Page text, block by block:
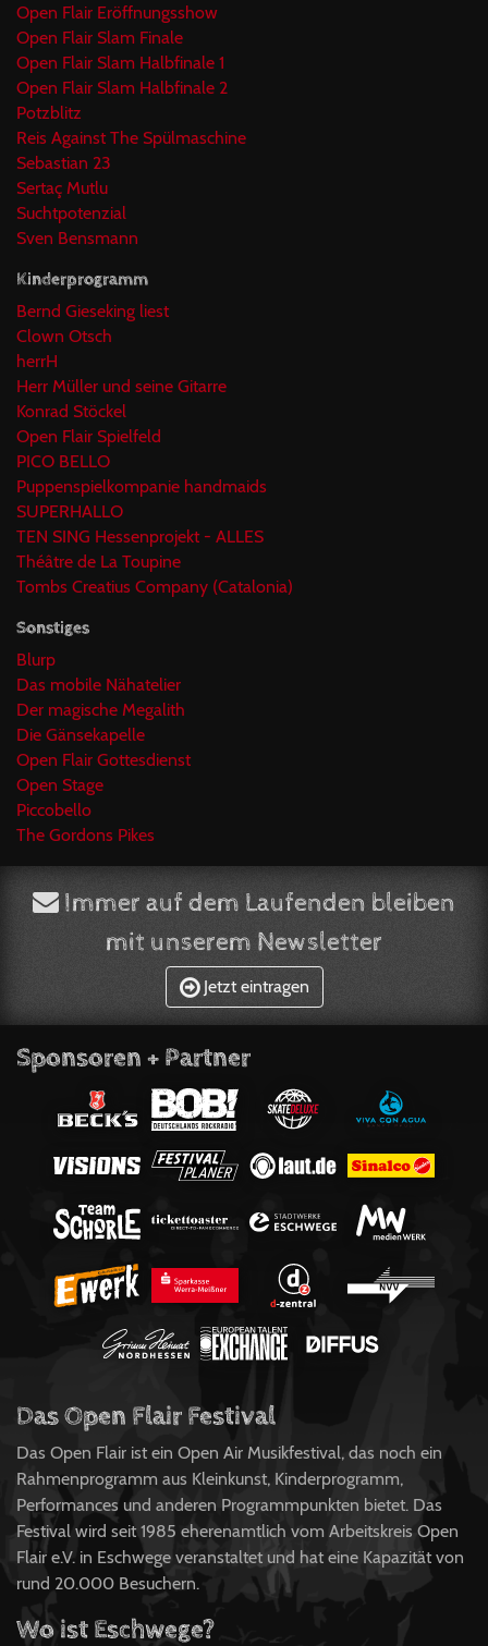
Open Flair Eröffnungsshow
Open Flair Slam Finale
Open Flair Slam Halbfinale 1
Open Flair Slam Halbfinale 2
Potzblitz
Reis Against The Spülmaschine
Sebastian 23
Sertaç Mutlu
Suchtpotenzial
Sven Bensmann
Kinderprogramm
Bernd Gieseking liest
Clown Otsch
herrH
Herr Müller und seine Gitarre
Konrad Stöckel
Open Flair Spielfeld
PICO BELLO
Puppenspielkompanie handmaids
SUPERHALLO
TEN SING Hessenprojekt - ALLES
Théâtre de La Toupine
Tombs Creatius Company (Catalonia)
Sonstiges
Blurp
Das mobile Nähatelier
Der magische Megalith
Die Gänsekapelle
Open Flair Gottesdienst
Open Stage
Piccobello
The Gordons Pikes
Immer auf dem Laufenden bleiben
mit unserem Newsletter
Jetzt eintragen
Sponsoren + Partner
Das Open Flair Festival
Das Open Flair ist ein Open Air Musikfestival, das noch ein
Rahmenprogramm aus Kleinkunst, Kinderprogramm,
Performances und anderen Programmpunkten bietet. Das
Festival wird seit 1985 eherenamtlich vom Arbeitskreis Open
Flair e.V. in Eschwege veranstaltet und hat eine Kapazität von
rund 20.000 Besuchern.
Wo ist Eschwege?